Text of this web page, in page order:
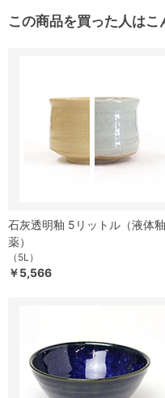
この商品を買った人は
石灰透明釉 5リットル（液体釉
薬）
（5L）
￥5,566